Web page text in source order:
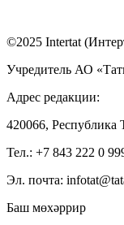
©2025 Intertat
Учредитель АО
Адрес редакции:
420066, Республика
Тел.: +7 843 222 0
Эл. почта:
Баш мөхәррир